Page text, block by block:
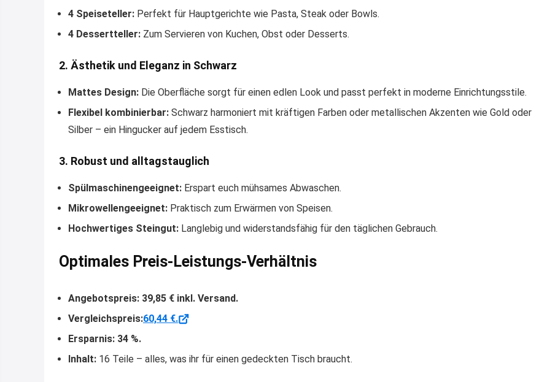
4 Speiseteller: Perfekt für Hauptgerichte wie Pasta, Steak oder Bowls.
4 Dessertteller: Zum Servieren von Kuchen, Obst oder Desserts.
2. Ästhetik und Eleganz in Schwarz
Mattes Design: Die Oberfläche sorgt für einen edlen Look und passt perfekt in moderne Einrichtungsstile.
Flexibel kombinierbar: Schwarz harmoniert mit kräftigen Farben oder metallischen Akzenten wie Gold oder
Silber – ein Hingucker auf jedem Esstisch.
3. Robust und alltagstauglich
Spülmaschinengeeignet: Erspart euch mühsames Abwaschen.
Mikrowellengeeignet: Praktisch zum Erwärmen von Speisen.
Hochwertiges Steingut: Langlebig und widerstandsfähig für den täglichen Gebrauch.
Optimales Preis-Leistungs-Verhältnis
Angebotspreis: 39,85 € inkl. Versand.
Vergleichspreis:60,44 €.
Ersparnis: 34 %.
Inhalt: 16 Teile – alles, was ihr für einen gedeckten Tisch braucht.